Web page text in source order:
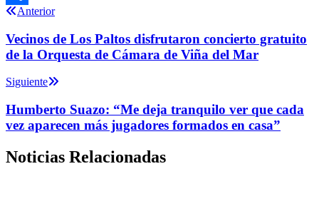
Compartir
Anterior
Vecinos de Los Paltos disfrutaron concierto gratuito
de la Orquesta de Cámara de Viña del Mar
Siguiente
Humberto Suazo: “Me deja tranquilo ver que cada
vez aparecen más jugadores formados en casa”
Noticias Relacionadas